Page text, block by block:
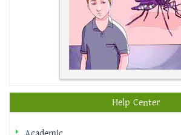
Help Center